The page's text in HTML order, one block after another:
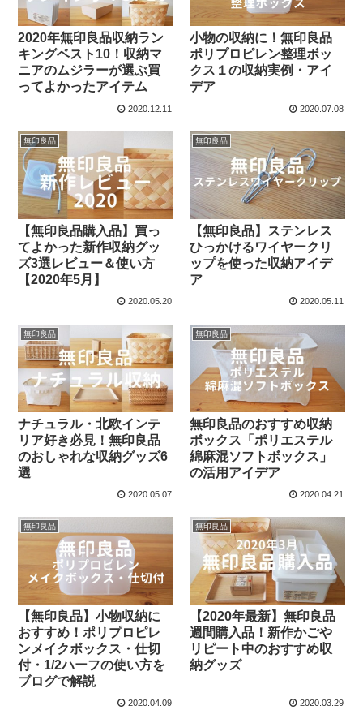
2020年無印良品収納ラン
キングベスト10！収納マ
ニアのムジラーが選ぶ買
ってよかったアイテム
2020.12.11
小物の収納に！無印良品
ポリプロピレン整理ボッ
クス１の収納実例・アイ
デア
2020.07.08
無印良品
【無印良品購入品】買っ
てよかった新作収納グッ
ズ3選レビュー＆使い方
【2020年5月】
2020.05.20
無印良品
【無印良品】ステンレス
ひっかけるワイヤークリ
ップを使った収納アイデ
ア
2020.05.11
無印良品
ナチュラル・北欧インテ
リア好き必見！無印良品
のおしゃれな収納グッズ6
選
2020.05.07
無印良品
無印良品のおすすめ収納
ボックス「ポリエステル
綿麻混ソフトボックス」
の活用アイデア
2020.04.21
無印良品
【無印良品】小物収納に
おすすめ！ポリプロピレ
ンメイクボックス・仕切
付・1/2ハーフの使い方を
ブログで解説
2020.04.09
無印良品
【2020年最新】無印良品
週間購入品！新作かごや
リピート中のおすすめ収
納グッズ
2020.03.29